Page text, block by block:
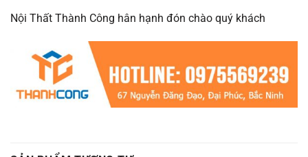
Nội Thất Thành Công hân hạnh đón chào quý khách